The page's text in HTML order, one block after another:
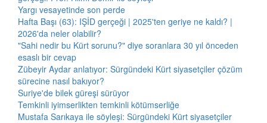
Yargı vesayetinde son perde
Hafta Başı (63): IŞİD gerçeği | 2025'ten geriye ne kaldı? |
2026'da neler olabilir?
"Sahi nedir bu Kürt sorunu?" diye soranlara 30 yıl önceden
esaslı bir cevap
Zübeyir Aydar anlatıyor: Sürgündeki Kürt siyasetçiler çözüm
sürecine nasıl bakıyor?
Suriye'de bilek güreşi sürüyor
Temkinli iyimserlikten temkinli kötümserliğe
Mustafa Sarıkaya ile söyleşi: Sürgündeki Kürt siyasetçiler